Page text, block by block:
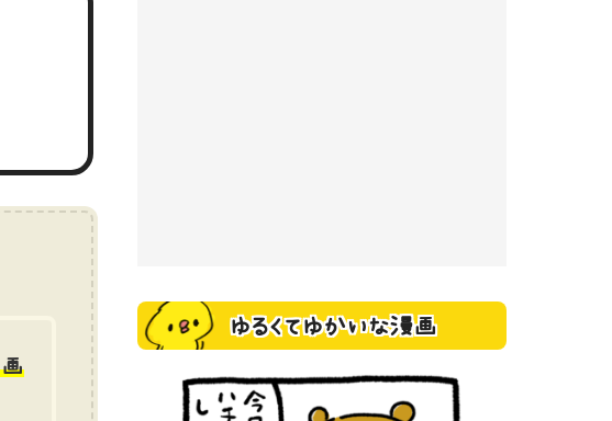
画
ゆるくてゆかいな漫画